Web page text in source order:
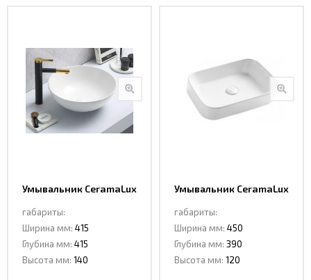
Умывальник CeramaLux
габариты:
Ширина мм: 415
Глубина мм: 415
Высота мм: 140
Умывальник CeramaLux
габариты:
Ширина мм: 450
Глубина мм: 390
Высота мм: 120